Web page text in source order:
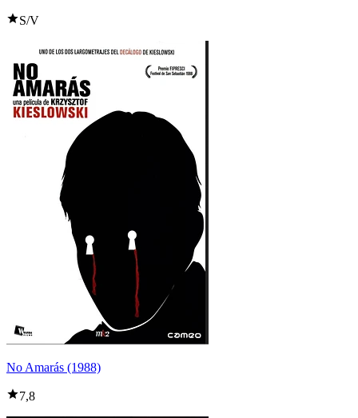
S/V
No Amarás (1988)
7,8